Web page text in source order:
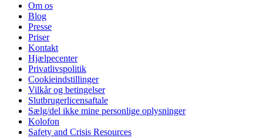
Om os
Blog
Presse
Priser
Kontakt
Hjælpecenter
Privatlivspolitik
Cookieindstillinger
Vilkår og betingelser
Slutbrugerlicensaftale
Sælg/del ikke mine personlige oplysninger
Kolofon
Safety and Crisis Resources